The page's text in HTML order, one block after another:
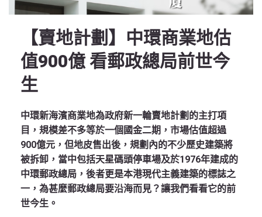
【賣地計劃】中環商業地估
值900億 看郵政總局前世今
生
中環新海濱商業地為政府新一輪賣地計劃的主打項
目，規模差不多等於一個國金二期，市場估值超過
900億元，但地皮售出後，規劃內的不少歷史建築將
被拆卸，當中包括天星碼頭停車場及於1976年建成的
中環郵政總局，後者更是本港現代主義建築的標誌之
一，為甚麼郵政總局要沿海而見？讓我們看看它的前
世今生。